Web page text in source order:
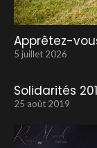
Apprêtez-
5 juillet 2026
Solidarités
25 août 2019